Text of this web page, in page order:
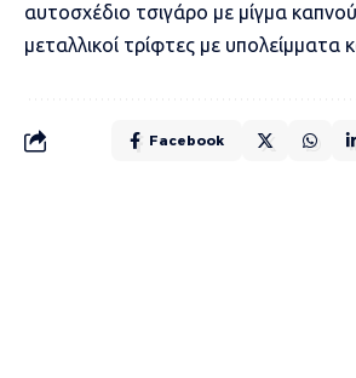
αυτοσχέδιο τσιγάρο με μίγμα
μεταλλικοί τρίφτες με υπολείμματα
Facebook